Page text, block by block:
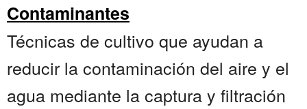
Contaminantes
Técnicas de cultivo que ayudan a
reducir la contaminación del aire y el
agua mediante la captura y filtración